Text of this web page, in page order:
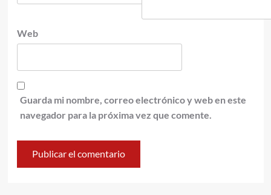
Web
Guarda mi nombre, correo electrónico y web en este
navegador para la próxima vez que comente.